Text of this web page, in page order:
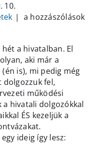
10.
| A
bejegyzéshez
a hozzászólások
a hivatalban. El
aki már a
is), mi pedig még
dolgozzuk fel,
működési
hivatali dolgozókkal
ÉS kezeljük a
ideig így lesz: